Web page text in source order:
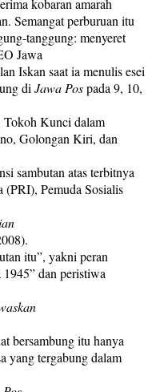
kobaran amarah
Semangat perburuan itu
tanggung: menyeret
Jawa
Iskan saat ia menulis esei
di Jawa Pospada 9, 10,
Tokoh Kunci dalam
Golongan Kiri, dan
sambutan atas terbitnya
Pemuda Sosialis
itu”, yakni peran
dan peristiwa
bersambung itu hanya
yang tergabung dalam